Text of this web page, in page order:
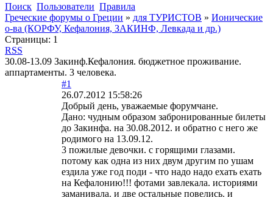
Поиск Пользователи Правила
Греческие форумы о Греции » для ТУРИСТОВ » Ионические
о-ва (КОРФУ, Кефалония, ЗАКИНФ, Левкада и др.)
Страницы: 1
RSS
30.08-13.09 Закинф.Кефалония. бюджетное проживание.
аппартаменты. 3 человека.
#1
26.07.2012 15:58:26
Добрый день, уважаемые форумчане.
Дано: чудным образом забронированные билеты
до Закинфа. на 30.08.2012. и обратно с него же
родимого на 13.09.12.
3 пожилые девочки. с горящими глазами.
потому как одна из них двум другим по ушам
ездила уже год поди - что надо надо ехать ехать
на Кефалонию!!! фотами завлекала. историями
заманивала. и две остальные повелись. и